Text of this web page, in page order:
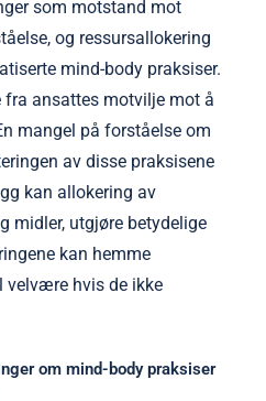
som motstand mot
og ressursallokering
mind-body praksiser.
ansattes motvilje mot å
mangel på forståelse om
av disse praksisene
kan allokering av
midler, utgjøre betydelige
kan hemme
velvære hvis de ikke
om mind-body praksiser